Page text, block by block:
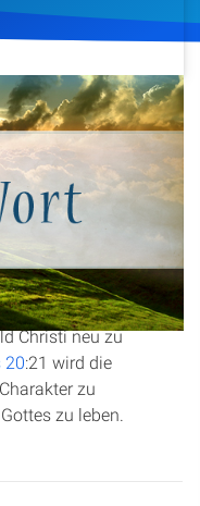
Download
Gleichgültigkeit
der Bibel.
Wert von
Verheißungen
Christi neu zu
20:21 wird die
zu
zu leben.
Artikel
Podcasts
Studienzentrum
Über Uns
Kontakt
Spenden